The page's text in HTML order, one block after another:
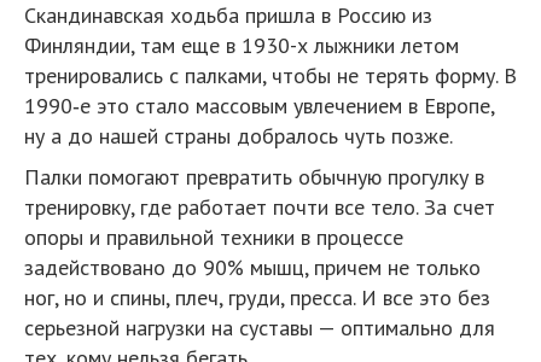
Скандинавская ходьба пришла в Россию из
Финляндии, там еще в 1930-х лыжники летом
тренировались с палками, чтобы не терять форму. В
1990‑е это стало массовым увлечением в Европе,
ну а до нашей страны добралось чуть позже.
Палки помогают превратить обычную прогулку в
тренировку, где работает почти все тело. За счет
опоры и правильной техники в процессе
задействовано до 90% мышц, причем не только
ног, но и спины, плеч, груди, пресса. И все это без
серьезной нагрузки на суставы — оптимально для